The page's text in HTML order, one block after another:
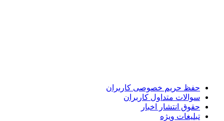
حفظ حریم خصوصی کاربران
سوالات متداول کاربران
حقوق انتشار اخبار
تبلیغات ویژه